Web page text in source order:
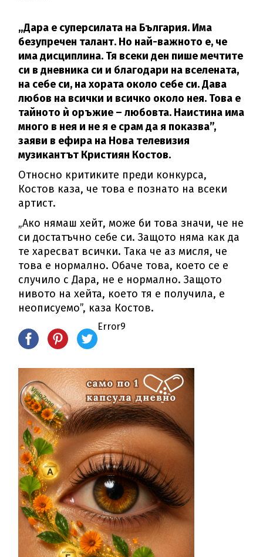
„Дара е суперсилата на България. Има
безупречен талант. Но най-важното е, че
има дисциплина. Тя всеки ден пише мечтите
си в дневника си и благодари на вселената,
на себе си, на хората около себе си. Дава
любов на всички и всичко около нея. Това е
тайното ѝ оръжие – любовта. Наистина има
много в нея и не я е срам да я показва”,
заяви в ефира на Нова телевизия
музикантът Кристиян Костов.
Относно критиките преди конкурса,
Костов каза, че това е познато на всеки
артист.
„Ако нямаш хейт, може би това значи, че не
си достатъчно себе си. Защото няма как да
те харесват всички. Така че аз мисля, че
това е нормално. Обаче това, което се е
случило с Дара, не е нормално. Защото
нивото на хейта, което тя е получила, е
неописуемо”, каза Костов.
Error9